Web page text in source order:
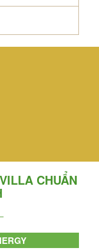
CHUẨN